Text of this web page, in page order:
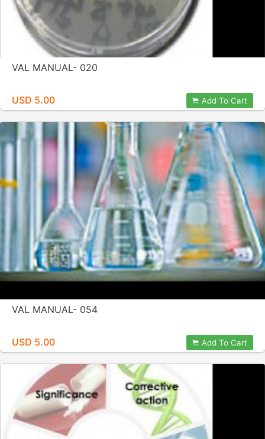
VAL MANUAL- 020
USD 5.00 Add To Cart
VAL MANUAL- 054
USD 5.00 Add To Cart